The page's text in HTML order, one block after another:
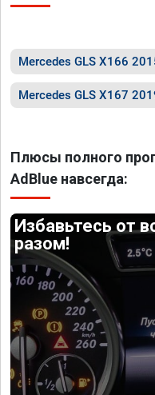
Mercedes GLS X166
Mercedes GLS X167
Плюсы полного
AdBlue навсегда:
Избавьтесь от
разом!